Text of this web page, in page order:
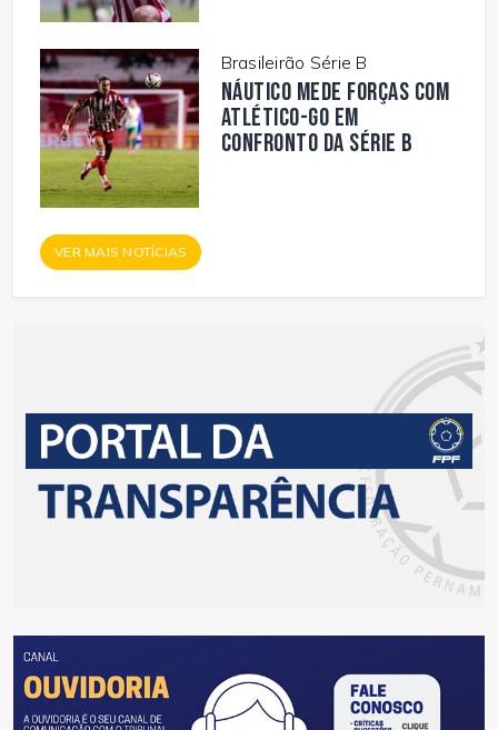
Brasileirão Série B
Náutico mede forças com
Atlético-GO em
confronto da Série B
VER MAIS NOTÍCIAS